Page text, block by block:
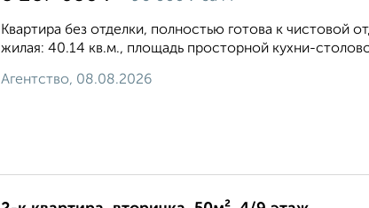
Квартира без отделки, полностью готова к чистовой
жилая: 40.14 кв.м., площадь просторной кухни-
Агентство, 08.08.2026